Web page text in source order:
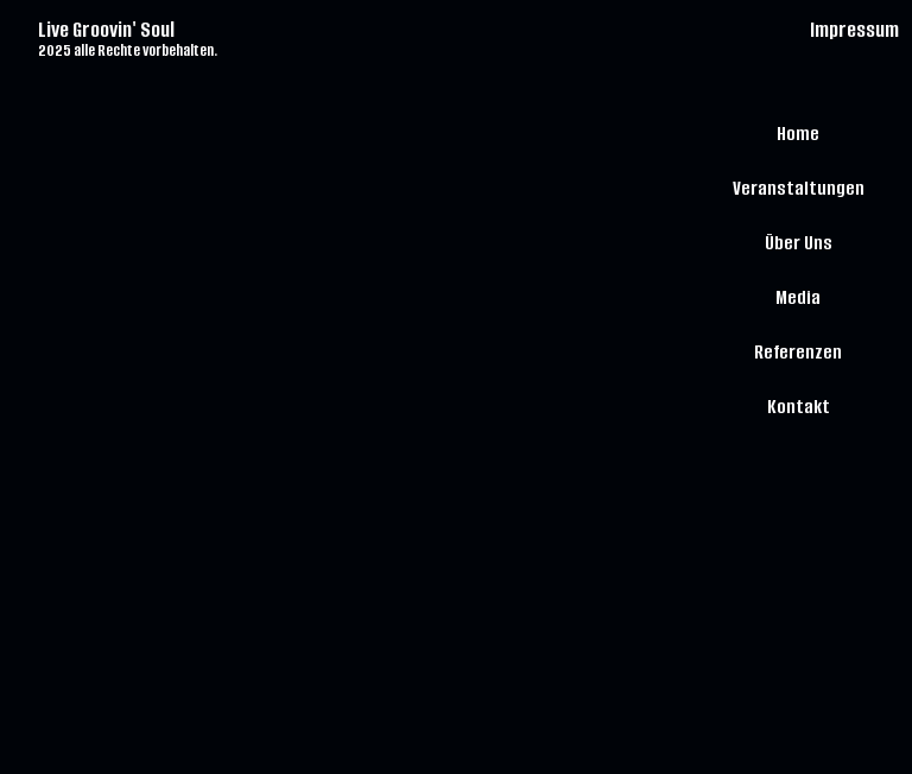
Live Groovin' Soul
2025 alle Rechte vorbehalten.
Impressum
Home
Veranstaltungen
Über Uns
Media
Referenzen
Kontakt